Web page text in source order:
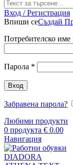
Вход / Регистрация
Впиши сеСъздай
Потребителско
Парола *
Вход
Забравена парола?
Любими продукти
0 продукта € 0.00
Навигация